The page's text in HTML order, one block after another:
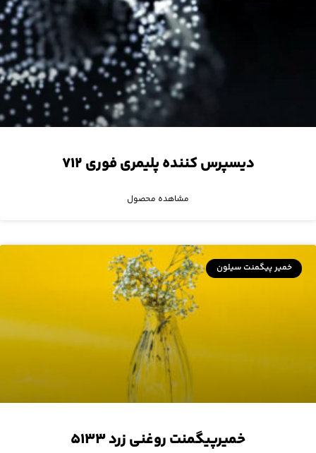
دیسپرس کننده پلیمری فوری ۷۱۲
مشاهده محصول
خمیر پیگمنت سیلون
خمیرپیگمنت روغنی زرد ۵۱۳۳